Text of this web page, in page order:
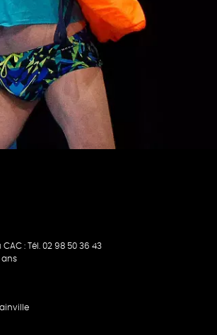
: Tél. 02 98 50 36 43
ans